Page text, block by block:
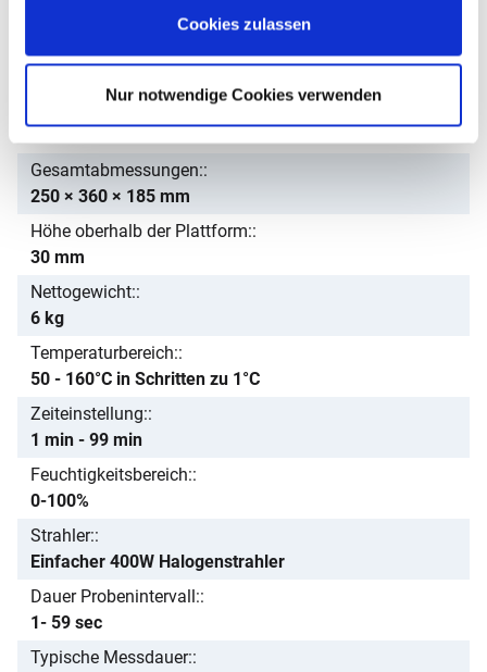
Cookies zulassen
Nur notwendige Cookies verwenden
Gesamtabmessungen:
250 × 360 × 185 mm
Höhe oberhalb der Plattform:
30 mm
Nettogewicht:
6 kg
Temperaturbereich:
50 - 160°C in Schritten zu 1°C
Zeiteinstellung:
1 min - 99 min
Feuchtigkeitsbereich:
0-100%
Strahler:
Einfacher 400W Halogenstrahler
Dauer Probenintervall:
1- 59 sec
Typische Messdauer: